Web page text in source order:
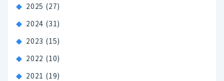
2025 (27)
2024 (31)
2023 (15)
2022 (10)
2021 (19)